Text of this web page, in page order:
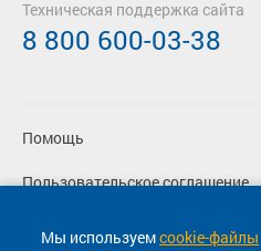
Мы используемcookie-файлы
Помощь
Пользовательское соглашение
Политика конфиденциальности
Техническая поддержка сайта
8 800 600-03-38